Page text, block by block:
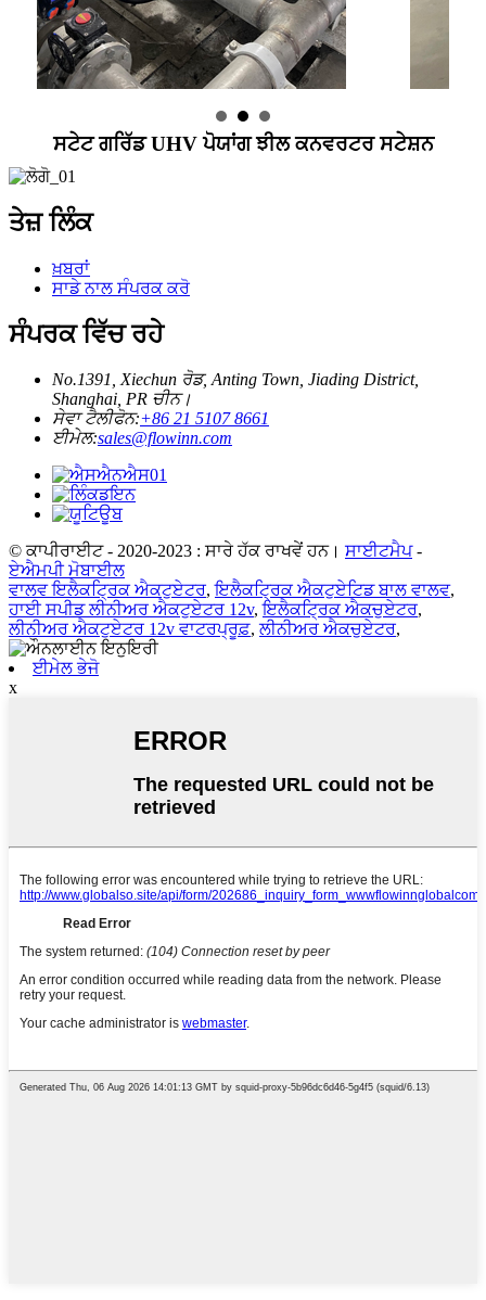
ਸਟੇਟ ਗਰਿੱਡ UHV ਪੋਯਾਂਗ ਝੀਲ ਕਨਵਰਟਰ ਸਟੇਸ਼ਨ
ਤੇਜ਼ ਲਿੰਕ
ਖ਼ਬਰਾਂ
ਸਾਡੇ ਨਾਲ ਸੰਪਰਕ ਕਰੋ
ਸੰਪਰਕ ਵਿੱਚ ਰਹੇ
No.1391, Xiechun ਰੋਡ, Anting Town, Jiading District,
Shanghai, PR ਚੀਨ।
ਸੇਵਾ ਟੈਲੀਫੋਨ:+86 21 5107 8661
ਈਮੇਲ:sales@flowinn.com
© ਕਾਪੀਰਾਈਟ - 2020-2023 : ਸਾਰੇ ਹੱਕ ਰਾਖਵੇਂ ਹਨ। ਸਾਈਟਮੈਪ-
ਏਐਮਪੀ ਮੋਬਾਈਲ
ਵਾਲਵ ਇਲੈਕਟ੍ਰਿਕ ਐਕਟੁਏਟਰ,ਇਲੈਕਟ੍ਰਿਕ ਐਕਟੁਏਟਿਡ ਬਾਲ ਵਾਲਵ,
ਹਾਈ ਸਪੀਡ ਲੀਨੀਅਰ ਐਕਟੁਏਟਰ 12v,ਇਲੈਕਟ੍ਰਿਕ ਐਕਚੁਏਟਰ,
ਲੀਨੀਅਰ ਐਕਟੁਏਟਰ 12v ਵਾਟਰਪ੍ਰੂਫ਼,ਲੀਨੀਅਰ ਐਕਚੁਏਟਰ,
ਈਮੇਲ ਭੇਜੋ
x